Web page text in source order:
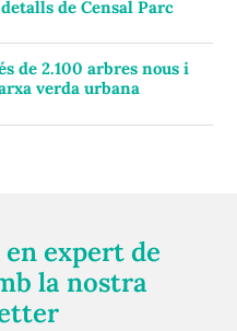
de Censal Parc
de 2.100 arbres nous i
verda urbana
expert de
la nostra